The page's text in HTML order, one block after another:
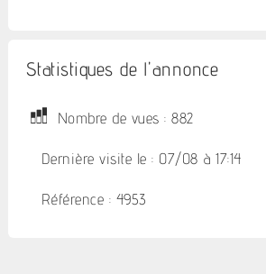
Statistiques de l'annonce
Nombre de vues : 882
Dernière visite le : 07/08 à 17:14
Référence : 4953